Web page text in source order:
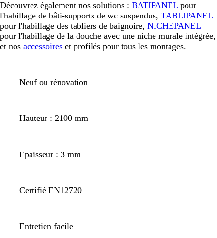
Découvrez également nos solutions : BATIPANEL pour
l'habillage de bâti-supports de wc suspendus, TABLIPANEL
pour l'habillage des tabliers de baignoire, NICHEPANEL
pour l'habillage de la douche avec une niche murale intégrée,
et nos accessoires et profilés pour tous les montages.
Neuf ou rénovation
Hauteur : 2100 mm
Epaisseur : 3 mm
Certifié EN12720
Entretien facile